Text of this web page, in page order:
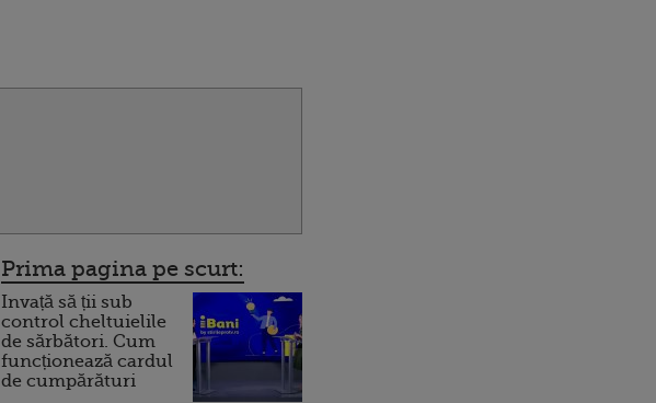
Prima pagina pe scurt:
Invață să ții sub
control cheltuielile
de sărbători. Cum
funcționează cardul
de cumpărături